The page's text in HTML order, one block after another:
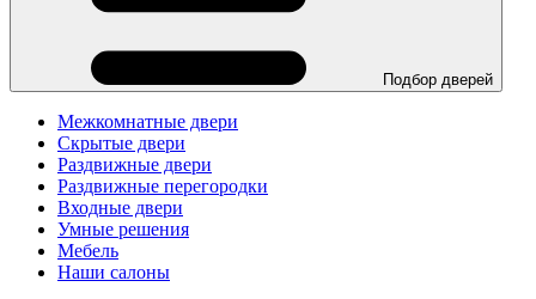
Подбор дверей
Межкомнатные двери
Скрытые двери
Раздвижные двери
Раздвижные перегородки
Входные двери
Умные решения
Мебель
Наши салоны